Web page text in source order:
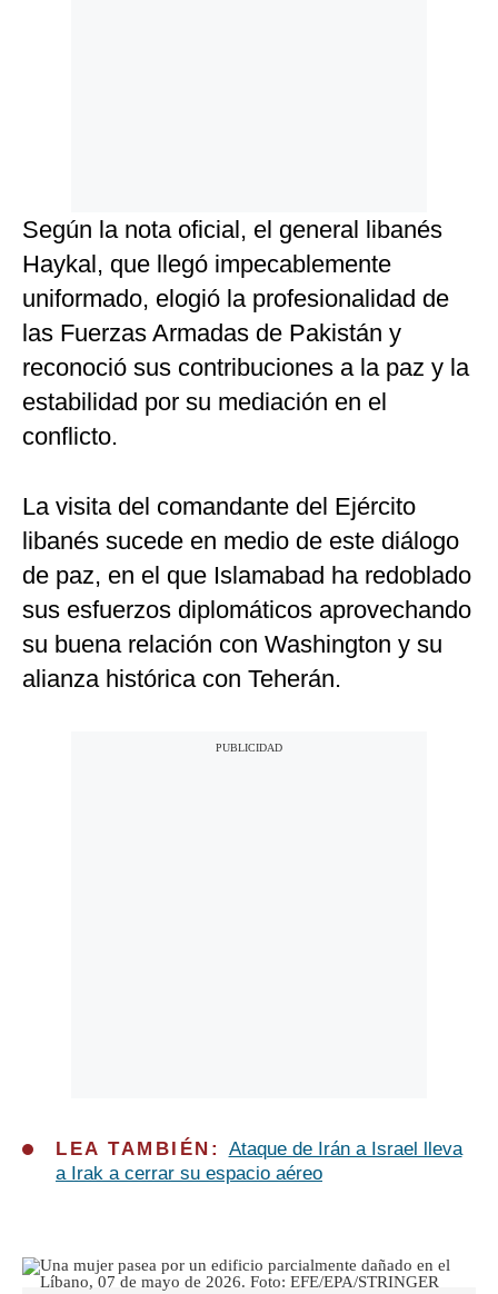
Según la nota oficial, el general libanés
Haykal, que llegó impecablemente
uniformado, elogió la profesionalidad de
las Fuerzas Armadas de Pakistán y
reconoció sus contribuciones a la paz y la
estabilidad por su mediación en el
conflicto.
La visita del comandante del Ejército
libanés sucede en medio de este diálogo
de paz, en el que Islamabad ha redoblado
sus esfuerzos diplomáticos aprovechando
su buena relación con Washington y su
alianza histórica con Teherán.
LEA TAMBIÉN: Ataque de Irán a Israel lleva
a Irak a cerrar su espacio aéreo